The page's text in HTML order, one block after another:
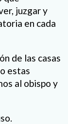
juzgar y
en cada
de las casas
estas
al obispo y